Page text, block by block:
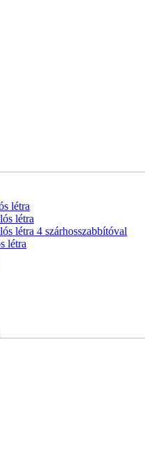
létra
létra
létra 4 szárhosszabbítóval
létra